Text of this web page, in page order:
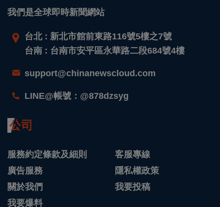
我們是全球即時新聞網站
台北 : 新北市館前東路116號5樓之7號
台南 : 台南市安平區永華路二段684號4樓
support@chinanewscloud.com
LINE@帳號：@878dzsyg
公司
服務約定條款及細則
客服專線
廣告服務
隱私權政策
關於我們
我要投稿
我要爆料